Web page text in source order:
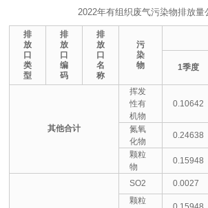
2022年有组织废气污染物排放量
排
放
口
类
型
排
放
口
编
码
排
放
口
名
称
污
染
物
1季度
其他合计
挥发
性有
机物
0.10642
氮氧
化物
0.24638
颗粒
物
0.15948
SO2 0.0027
颗粒